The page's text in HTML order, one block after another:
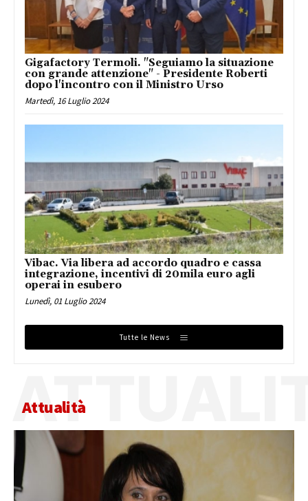
Gigafactory Termoli. "Seguiamo la situazione
con grande attenzione" - Presidente Roberti
dopo l'incontro con il Ministro Urso
Martedì, 16 Luglio 2024
Vibac. Via libera ad accordo quadro e cassa
integrazione, incentivi di 20mila euro agli
operai in esubero
Lunedì, 01 Luglio 2024
Tutte le News
Attualità